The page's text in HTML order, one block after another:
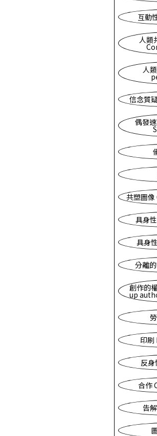
互動
人類
人
信念質
偶發
共塑圖
具身
具身
分離
創作的
up
印
反
合作
告